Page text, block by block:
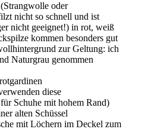
oder
nicht so schnell und ist
nicht geeignet!) in rot, weiß
kommen besonders gut
zur Geltung: ich
Naturgrau genommen
diese
Schuhe mit hohem Rand)
alten Schüssel
mit Löchern im Deckel zum